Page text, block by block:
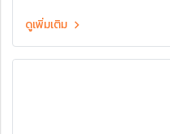
ดูเพิ่มเติม